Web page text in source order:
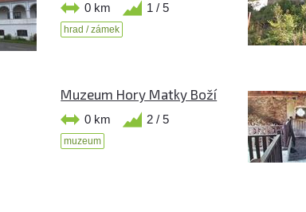
0 km 1 / 5
hrad / zámek
Muzeum Hory Matky Boží
0 km 2 / 5
muzeum